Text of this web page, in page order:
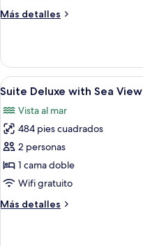
Garden
Más detalles
Más
Standard
with
Garden
Abrir
todas
las
fotos
de
Suite
Deluxe
Sea
10
Suite Deluxe with Sea View
Vista al mar
484 pies cuadrados
2 personas
1 cama doble
Wifi gratuito
Más detalles
Más